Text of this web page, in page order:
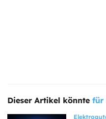
Dieser Artikel könnte für